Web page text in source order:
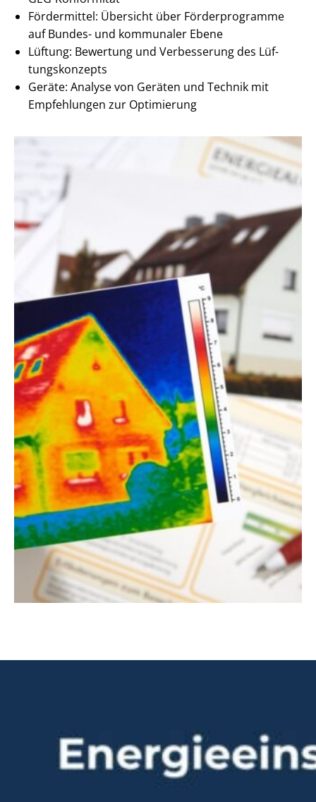
Fördermittel: Übersicht über Förderprogramme
auf Bundes- und kommunaler Ebene
Lüftung: Bewertung und Verbesserung des Lüf­
tungs­kon­zepts
Geräte: Analyse von Geräten und Technik mit
Empfehlungen zur Optimierung